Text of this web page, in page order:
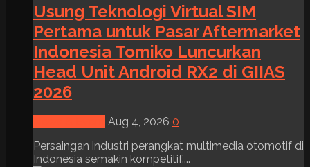
Usung Teknologi Virtual SIM
Pertama untuk Pasar Aftermarket
Indonesia Tomiko Luncurkan
Head Unit Android RX2 di GIIAS
2026
Aug 4, 2026 0
Persaingan industri perangkat multimedia otomotif di
Indonesia semakin kompetitif....